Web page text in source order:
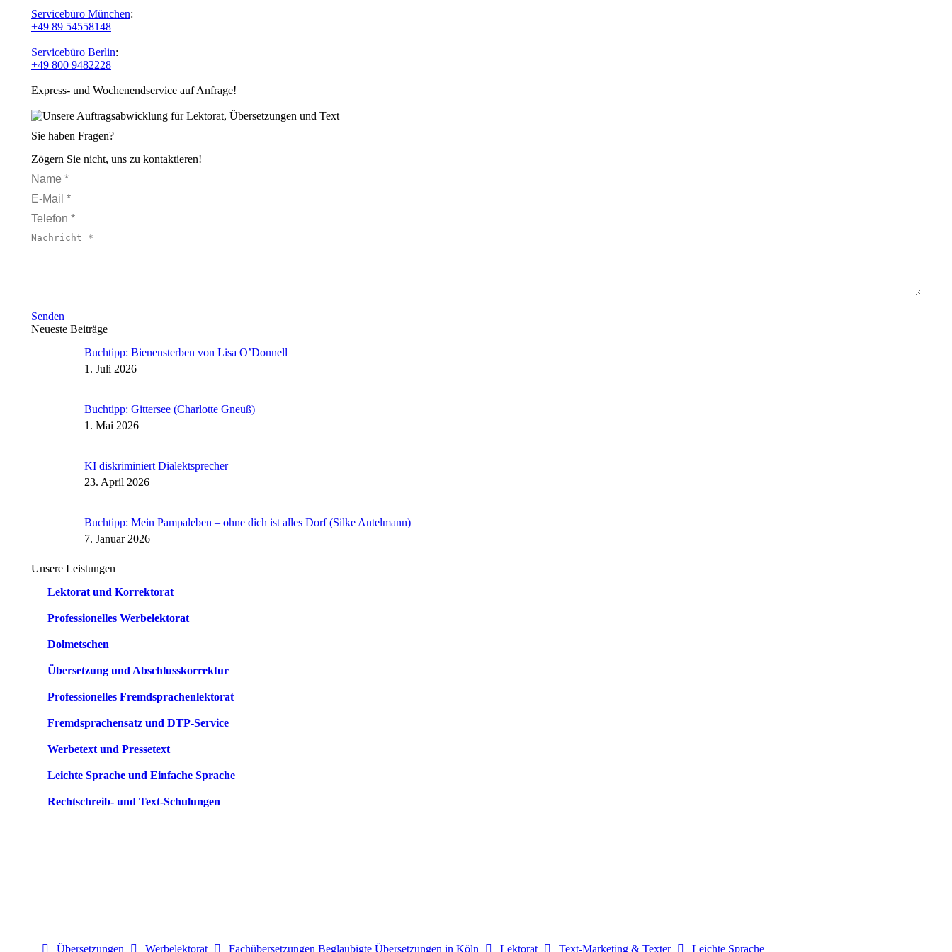
Servicebüro München:
+49 89 54558148
Servicebüro Berlin:
+49 800 9482228
Express- und Wochenendservice auf Anfrage!
Sie haben Fragen?
Zögern Sie nicht, uns zu kontaktieren!
Name *
E-Mail *
Telefon *
Nachricht *
Senden
Neueste Beiträge
Buchtipp: Bienensterben von Lisa O’Donnell
1. Juli 2026
Buchtipp: Gittersee (Charlotte Gneuß)
1. Mai 2026
KI diskriminiert Dialektsprecher
23. April 2026
Buchtipp: Mein Pampaleben – ohne dich ist alles Dorf (Silke Antelmann)
7. Januar 2026
Unsere Leistungen
Lektorat und Korrektorat
Professionelles Werbelektorat
Dolmetschen
Übersetzung und Abschlusskorrektur
Professionelles Fremdsprachenlektorat
Fremdsprachensatz und DTP-Service
Werbetext und Pressetext
Leichte Sprache und Einfache Sprache
Rechtschreib- und Text-Schulungen
Übersetzungen Werbelektorat Fachübersetzungen Beglaubigte Übersetzungen in Köln Lektorat Text-Marketing & Texter Leichte Sprache